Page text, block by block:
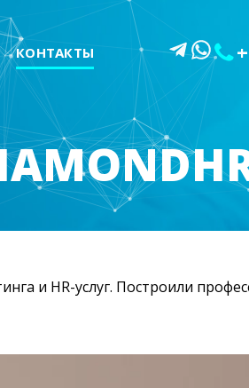
КОНТАКТЫ
и HR-услуг. Построили